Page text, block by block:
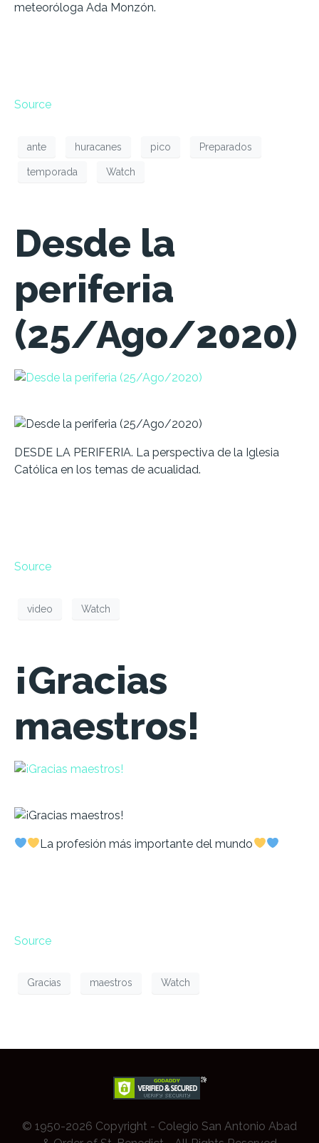
meteoróloga Ada Monzón.
Source
ante huracanes pico Preparados
temporada Watch
Desde la
periferia
(25/Ago/2020)
DESDE LA PERIFERIA. La perspectiva de la Iglesia
Católica en los temas de acualidad.
Source
video Watch
¡Gracias
maestros!
La profesión más importante del mundo
Source
Gracias maestros Watch
© 1950-2026 Copyright - Colegio San Antonio Abad